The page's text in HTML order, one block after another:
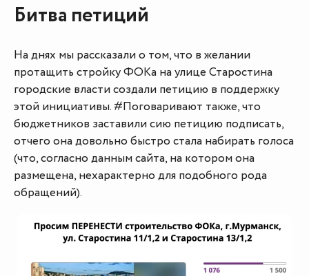
Битва петиций
На днях мы рассказали о том, что в желании
протащить стройку ФОКа на улице Старостина
городские власти создали петицию в поддержку
этой инициативы. #Поговаривают также, что
бюджетников заставили сию петицию подписать,
отчего она довольно быстро стала набирать голоса
(что, согласно данным сайта, на котором она
размещена, нехарактерно для подобного рода
обращений).